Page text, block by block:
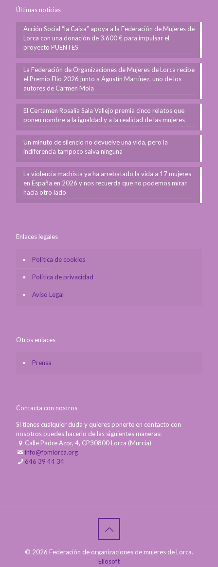
Últimas noticias
Acción Social “la Caixa” apoya a la Federación de Mujeres de
Lorca con una donación de 3.600 € para impulsar el
proyecto PUENTES
La Federación de Organizaciones de Mujeres de Lorca recibe
el Premio Elio 2026 junto a Agustín Martínez, uno de los
autores de Carmen Mola
El Certamen Rosalía Sala Vallejo premia cinco relatos que
ponen nombre a la igualdad y a la realidad de las mujeres
Un minuto de silencio no devuelve una vida, pero la
indiferencia tampoco salva ninguna
La violencia machista ya ha arrebatado la vida a 17 mujeres
en España en 2026 y nos recuerda que no podemos mirar
hacia otro lado
Enlaces legales
Política de cookies
Política de privacidad
Aviso Legal
Otros enlaces
Prensa
Contacta con nostros
Si tienes cualquier duda y quieres ponerte en contacto con
nosotros puedes hacerlo de las siguientes maneras:
Calle Padre Azor, 4, CP30800 Lorca (Murcia)
info@fomlorca.org
646 39 44 34
© 2026 Federación de organizaciones de mujeres de Lorca.
Eliosoft